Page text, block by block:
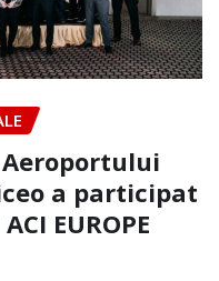
a participat
EUROPE